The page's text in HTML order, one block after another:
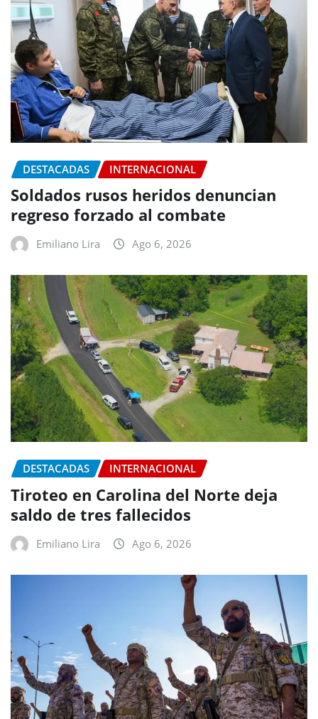
DESTACADAS INTERNACIONAL
Soldados rusos heridos denuncian
regreso forzado al combate
Emiliano Lira Ago 6, 2026
DESTACADAS INTERNACIONAL
Tiroteo en Carolina del Norte deja
saldo de tres fallecidos
Emiliano Lira Ago 6, 2026